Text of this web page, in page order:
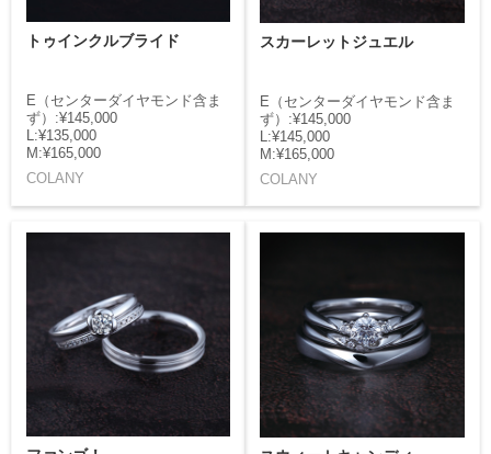
トゥインクルブライド
E（センターダイヤモンド含ま
ず）:¥145,000
L:¥135,000
M:¥165,000
COLANY
スカーレットジュエル
E（センターダイヤモンド含ま
ず）:¥145,000
L:¥145,000
M:¥165,000
COLANY